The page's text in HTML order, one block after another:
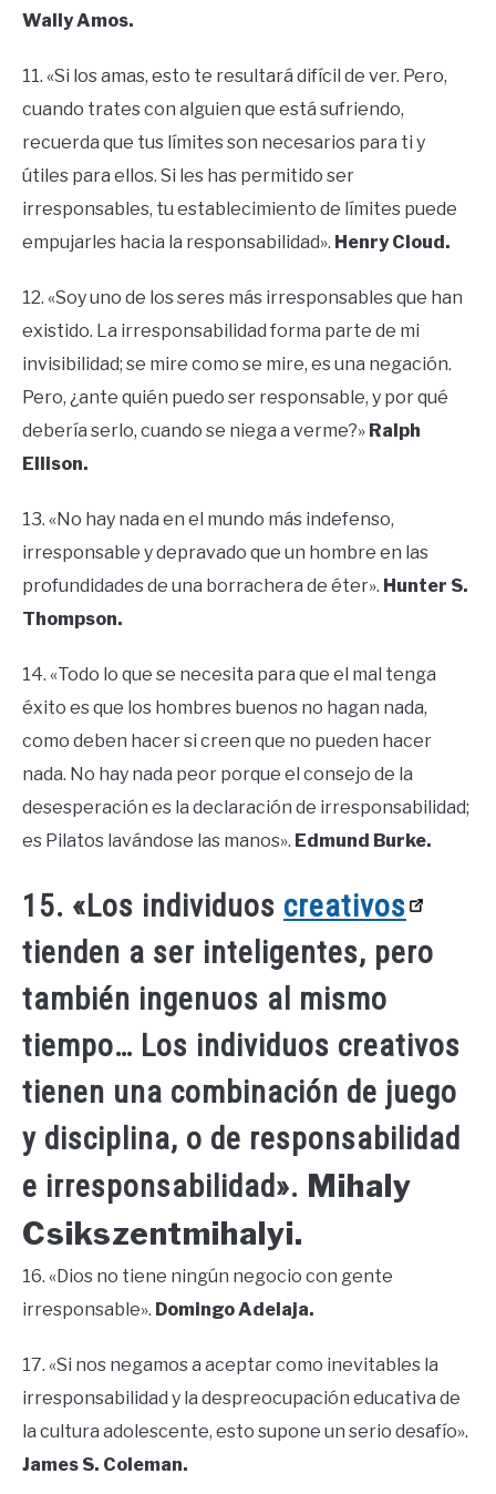
Wally Amos.
11. «Si los amas, esto te resultará difícil de ver. Pero,
cuando trates con alguien que está sufriendo,
recuerda que tus límites son necesarios para ti y
útiles para ellos. Si les has permitido ser
irresponsables, tu establecimiento de límites puede
empujarles hacia la responsabilidad». Henry Cloud.
12. «Soy uno de los seres más irresponsables que han
existido. La irresponsabilidad forma parte de mi
invisibilidad; se mire como se mire, es una negación.
Pero, ¿ante quién puedo ser responsable, y por qué
debería serlo, cuando se niega a verme?» Ralph
Ellison.
13. «No hay nada en el mundo más indefenso,
irresponsable y depravado que un hombre en las
profundidades de una borrachera de éter». Hunter S.
Thompson.
14. «Todo lo que se necesita para que el mal tenga
éxito es que los hombres buenos no hagan nada,
como deben hacer si creen que no pueden hacer
nada. No hay nada peor porque el consejo de la
desesperación es la declaración de irresponsabilidad;
es Pilatos lavándose las manos». Edmund Burke.
15. «Los individuos creativos
tienden a ser inteligentes, pero
también ingenuos al mismo
tiempo… Los individuos creativos
tienen una combinación de juego
y disciplina, o de responsabilidad
e irresponsabilidad». Mihaly
Csikszentmihalyi.
16. «Dios no tiene ningún negocio con gente
irresponsable». Domingo Adelaja.
17. «Si nos negamos a aceptar como inevitables la
irresponsabilidad y la despreocupación educativa de
la cultura adolescente, esto supone un serio desafío».
James S. Coleman.